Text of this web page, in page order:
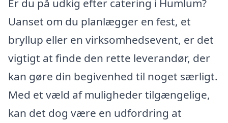
Er du på udkig efter catering i Humlum?
Uanset om du planlægger en fest, et
bryllup eller en virksomhedsevent, er det
vigtigt at finde den rette leverandør, der
kan gøre din begivenhed til noget særligt.
Med et væld af muligheder tilgængelige,
kan det dog være en udfordring at